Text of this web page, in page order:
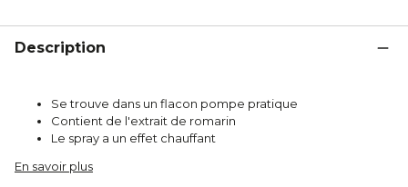
Description
Se trouve dans un flacon pompe pratique
Contient de l'extrait de romarin
Le spray a un effet chauffant
En savoir plus